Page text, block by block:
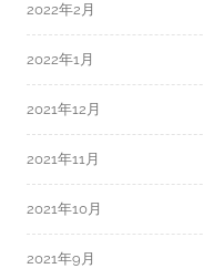
2022年2月
2022年1月
2021年12月
2021年11月
2021年10月
2021年9月